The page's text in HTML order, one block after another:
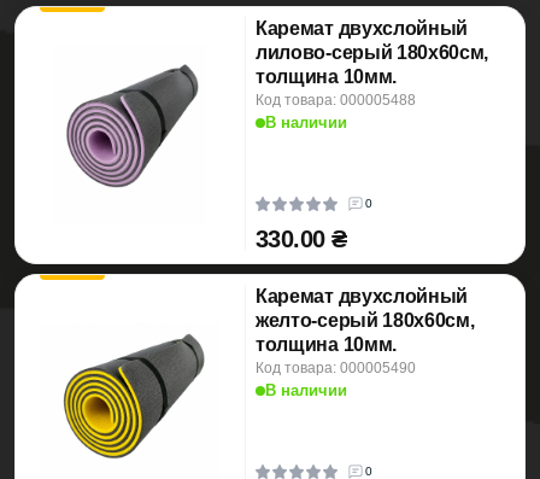
Каремат двухслойный
лилово-серый 180х60см,
толщина 10мм.
Код товара: 000005488
В наличии
0
330.00 ₴
Каремат двухслойный
желто-серый 180х60см,
толщина 10мм.
Код товара: 000005490
В наличии
0